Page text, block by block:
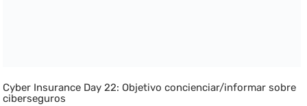
Cyber Insurance Day 22: Objetivo concienciar/informar sobre
ciberseguros